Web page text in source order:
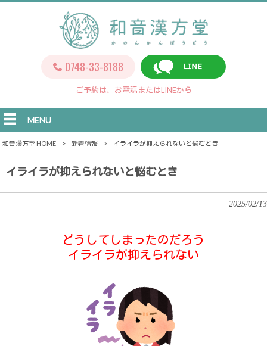
0748-33-8188
ご予約は、お電話またはLINEから
MENU
和音漢方堂 HOME > 新着情報 > イライラが抑えられないと悩むとき
イライラが抑えられないと悩むとき
2025/02/13
どうしてしまったのだろう
イライラが抑えられない